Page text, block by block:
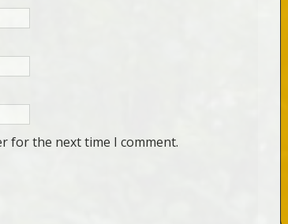
for the next time I comment.